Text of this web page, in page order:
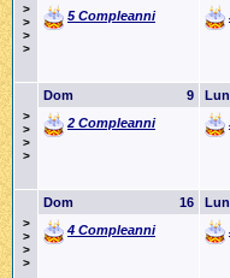
>
>
>
>
5 Compleanni
>
>
>
>
9
Dom
2 Compleanni
Lun
>
>
>
>
16
Dom
4 Compleanni
Lun